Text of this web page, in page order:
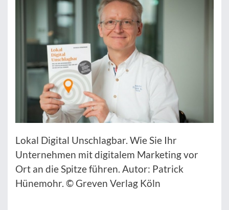
Lokal Digital Unschlagbar. Wie Sie Ihr
Unternehmen mit digitalem Marketing vor
Ort an die Spitze führen. Autor: Patrick
Hünemohr. © Greven Verlag Köln